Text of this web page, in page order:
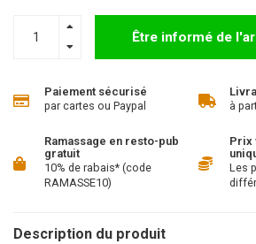
Être informé de
Paiement sécurisé
par cartes ou Paypal
à
Ramassage en resto-pub
gratuit
10% de rabais* (code
RAMASSE10)
Prix
Les
Description du produit